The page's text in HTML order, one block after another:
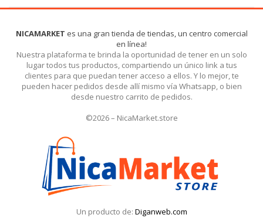
NICAMARKET es una gran tienda de tiendas, un centro comercial
en línea!
Nuestra plataforma te brinda la oportunidad de tener en un solo
lugar todos tus productos, compartiendo un único link a tus
clientes para que puedan tener acceso a ellos. Y lo mejor, te
pueden hacer pedidos desde allí mismo vía Whatsapp, o bien
desde nuestro carrito de pedidos.
©2026 – NicaMarket.store
Un producto de: Diganweb.com